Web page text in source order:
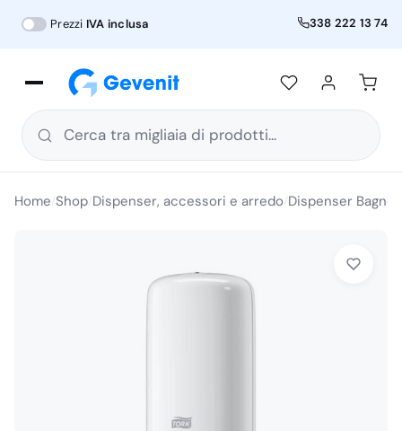
Prezzi IVA inclusa 338 222 13 74
Cerca tra migliaia di prodotti...
Home Shop Dispenser, accessori e arredo Dispenser Bagno